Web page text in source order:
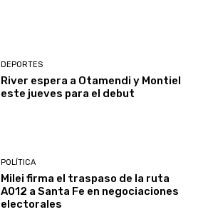
DEPORTES
River espera a Otamendi y Montiel
este jueves para el debut
POLÍTICA
Milei firma el traspaso de la ruta
A012 a Santa Fe en negociaciones
electorales